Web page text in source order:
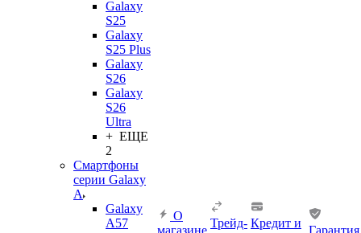
Galaxy
S25
Galaxy
S25 Plus
Galaxy
S26
Galaxy
S26
Ultra
+ ЕЩЕ
2
Смартфоны
серии Galaxy
A
Galaxy
A57
О
магазине
Трейд- Кредит и
Гарантия